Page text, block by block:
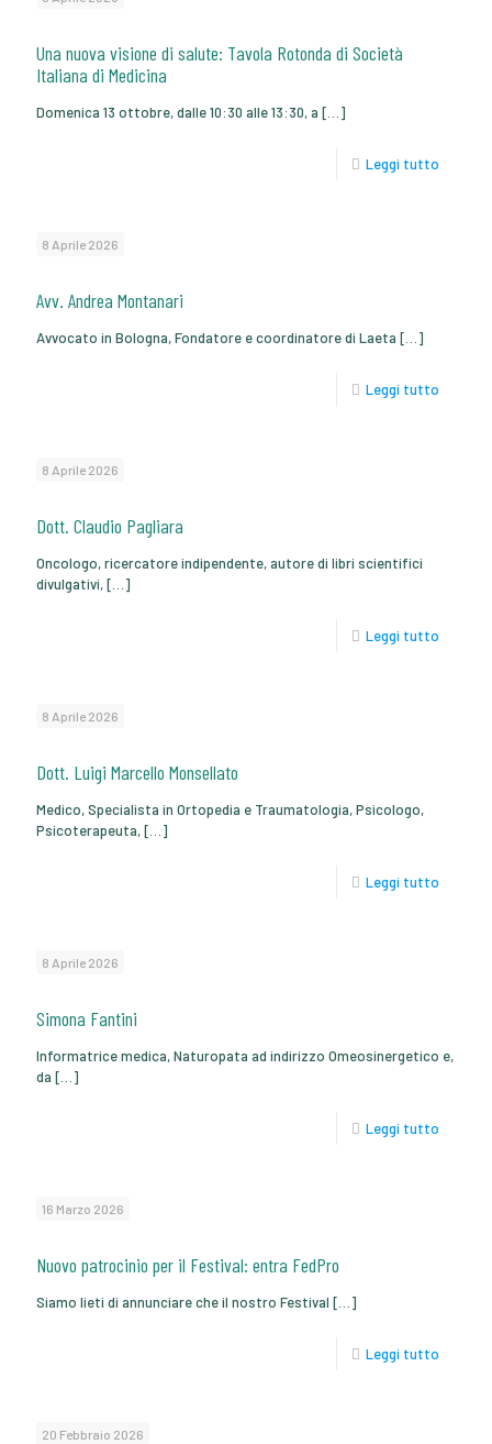
Una nuova visione di salute: Tavola Rotonda di Società
Italiana di Medicina
Domenica 13 ottobre, dalle 10:30 alle 13:30, a […]
Leggi tutto
8 Aprile 2026
Avv. Andrea Montanari
Avvocato in Bologna, Fondatore e coordinatore di Laeta […]
Leggi tutto
8 Aprile 2026
Dott. Claudio Pagliara
Oncologo, ricercatore indipendente, autore di libri scientifici
divulgativi,[…]
Leggi tutto
8 Aprile 2026
Dott. Luigi Marcello Monsellato
Medico, Specialista in Ortopedia e Traumatologia, Psicologo,
Psicoterapeuta,[…]
Leggi tutto
8 Aprile 2026
Simona Fantini
Informatrice medica, Naturopata ad indirizzo Omeosinergetico e,
da […]
Leggi tutto
16 Marzo 2026
Nuovo patrocinio per il Festival: entra FedPro
Siamo lieti di annunciare che il nostro Festival […]
Leggi tutto
20 Febbraio 2026